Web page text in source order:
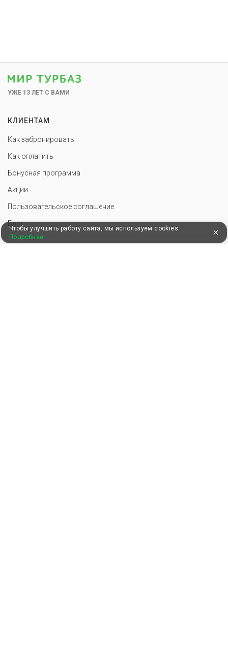
УЖЕ 13 ЛЕТ С ВАМИ
КЛИЕНТАМ
Как забронировать
Как оплатить
Бонусная программа
Акции
Пользовательское соглашение
Блог
Чтобы улучшить работу сайта, мы используем cookies.
Подробнее